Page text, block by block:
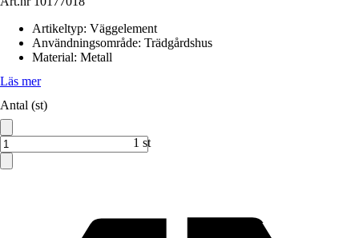
Artikeltyp: Väggelement
Användningsområde: Trädgårdshus
Material: Metall
Läs mer
Antal (st)
1 st